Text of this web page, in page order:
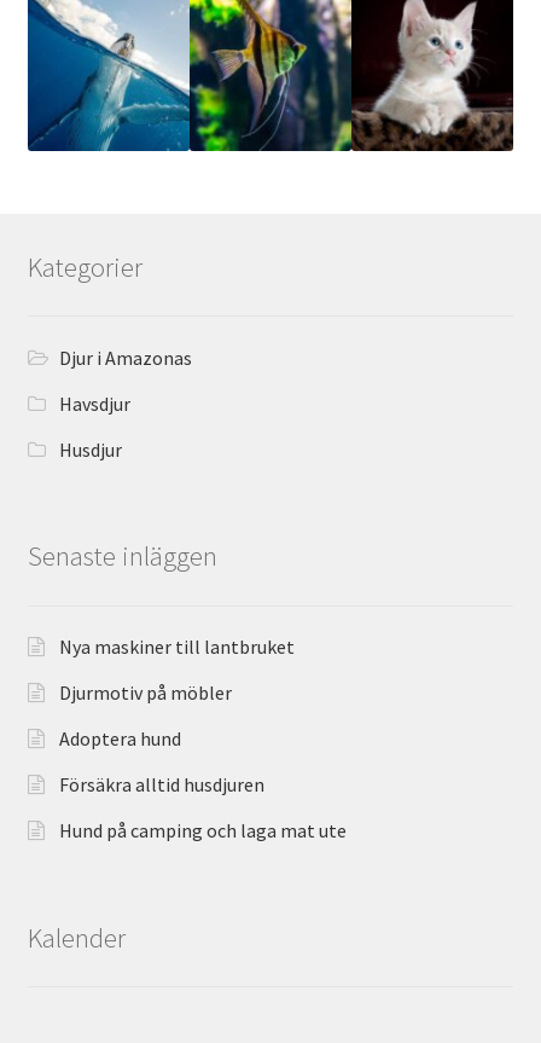
Kategorier
Djur i Amazonas
Havsdjur
Husdjur
Senaste inläggen
Nya maskiner till lantbruket
Djurmotiv på möbler
Adoptera hund
Försäkra alltid husdjuren
Hund på camping och laga mat ute
Kalender